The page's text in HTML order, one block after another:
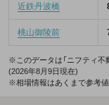
近鉄丹波橋
桃山御陵前
※このデータは「ニフティ不
(2026年8月9日現在)
※相場情報はあくまで参考値